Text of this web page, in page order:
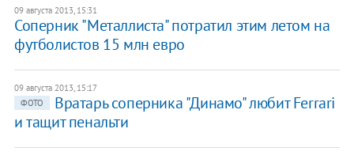
09 августа 2013, 15:31
Соперник "Металлиста" потратил этим летом на
футболистов 15 млн евро
09 августа 2013, 15:17
ФОТО
Вратарь соперника "Динамо" любит Ferrari
и тащит пенальти